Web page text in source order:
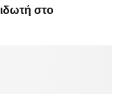
στο